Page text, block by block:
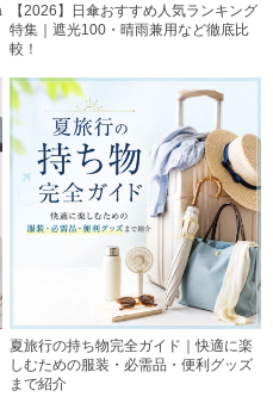
【2026】日傘おすすめ人気ランキング
特集｜遮光100・晴雨兼用など徹底比
較！
夏旅行の持ち物完全ガイド｜快適に楽
しむための服装・必需品・便利グッズ
まで紹介